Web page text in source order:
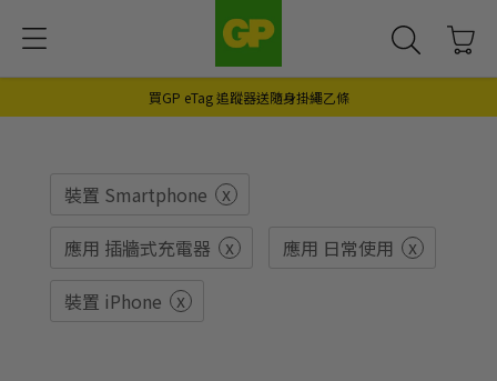
買GP eTag 追蹤器送隨身掛繩乙條
裝置 Smartphone x
應用 插牆式充電器 x 應用 日常使用 x
裝置 iPhone x